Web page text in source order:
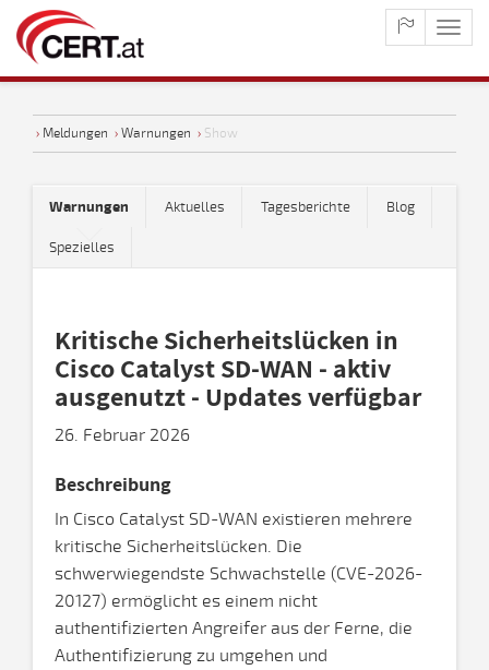
› Meldungen › Warnungen › Show
Warnungen Aktuelles Tagesberichte Blog
Spezielles
Kritische Sicherheitslücken in
Cisco Catalyst SD-WAN - aktiv
ausgenutzt - Updates verfügbar
26. Februar 2026
Beschreibung
In Cisco Catalyst SD-WAN existieren mehrere
kritische Sicherheitslücken. Die
schwerwiegendste Schwachstelle (CVE-2026-
20127) ermöglicht es einem nicht
authentifizierten Angreifer aus der Ferne, die
Authentifizierung zu umgehen und